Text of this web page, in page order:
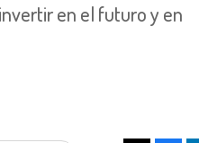
en el futuro y en